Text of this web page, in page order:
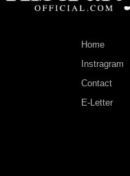
Home
Instragram
Contact
E-Letter